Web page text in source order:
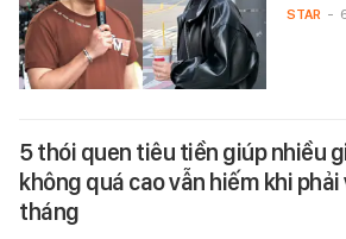
STAR -
5 thói quen tiêu tiền giúp nhiều
không quá cao vẫn hiếm khi
tháng